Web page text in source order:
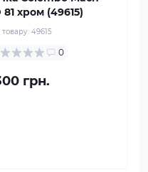
81 хром (49615)
49615
0
грн.